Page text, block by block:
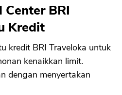
Center BRI
Kredit
kredit BRI Traveloka untuk
kenaikkan limit.
dengan menyertakan